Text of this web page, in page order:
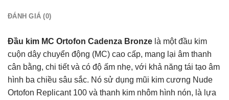
ĐÁNH GIÁ (0)
Đầu kim MC Ortofon Cadenza Bronze là một đầu kim
cuộn dây chuyển động (MC) cao cấp, mang lại âm thanh
cân bằng, chi tiết và có độ ấm nhẹ, với khả năng tái tạo âm
hình ba chiều sâu sắc. Nó sử dụng mũi kim cương Nude
Ortofon Replicant 100 và thanh kim nhôm hình nón, là lựa